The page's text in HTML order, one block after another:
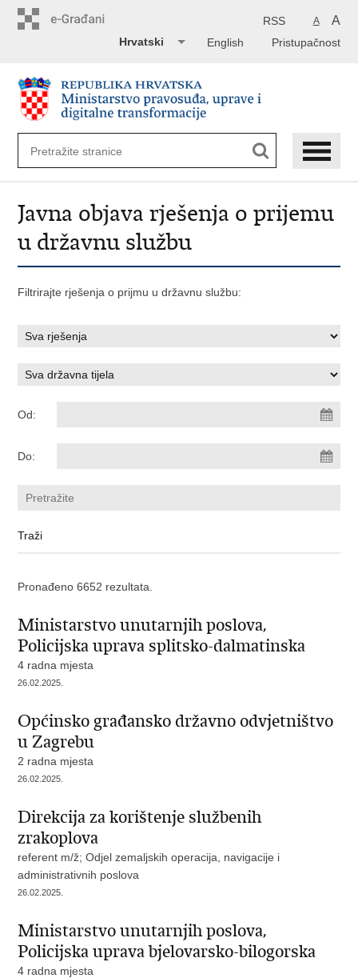
A A
RSS
Pristupačnost
English
Hrvatski
Javna objava rješenja o prijemu
u državnu službu
Filtrirajte rješenja o prijmu u državnu službu:
Od:
Do:
Pronađeno 6652 rezultata.
Ministarstvo unutarnjih poslova,
Policijska uprava splitsko-dalmatinska
4 radna mjesta
26.02.2025.
Općinsko građansko državno odvjetništvo
u Zagrebu
2 radna mjesta
26.02.2025.
Direkcija za korištenje službenih
zrakoplova
referent m/ž; Odjel zemaljskih operacija, navigacije i
administrativnih poslova
26.02.2025.
Ministarstvo unutarnjih poslova,
Policijska uprava bjelovarsko-bilogorska
4 radna mjesta